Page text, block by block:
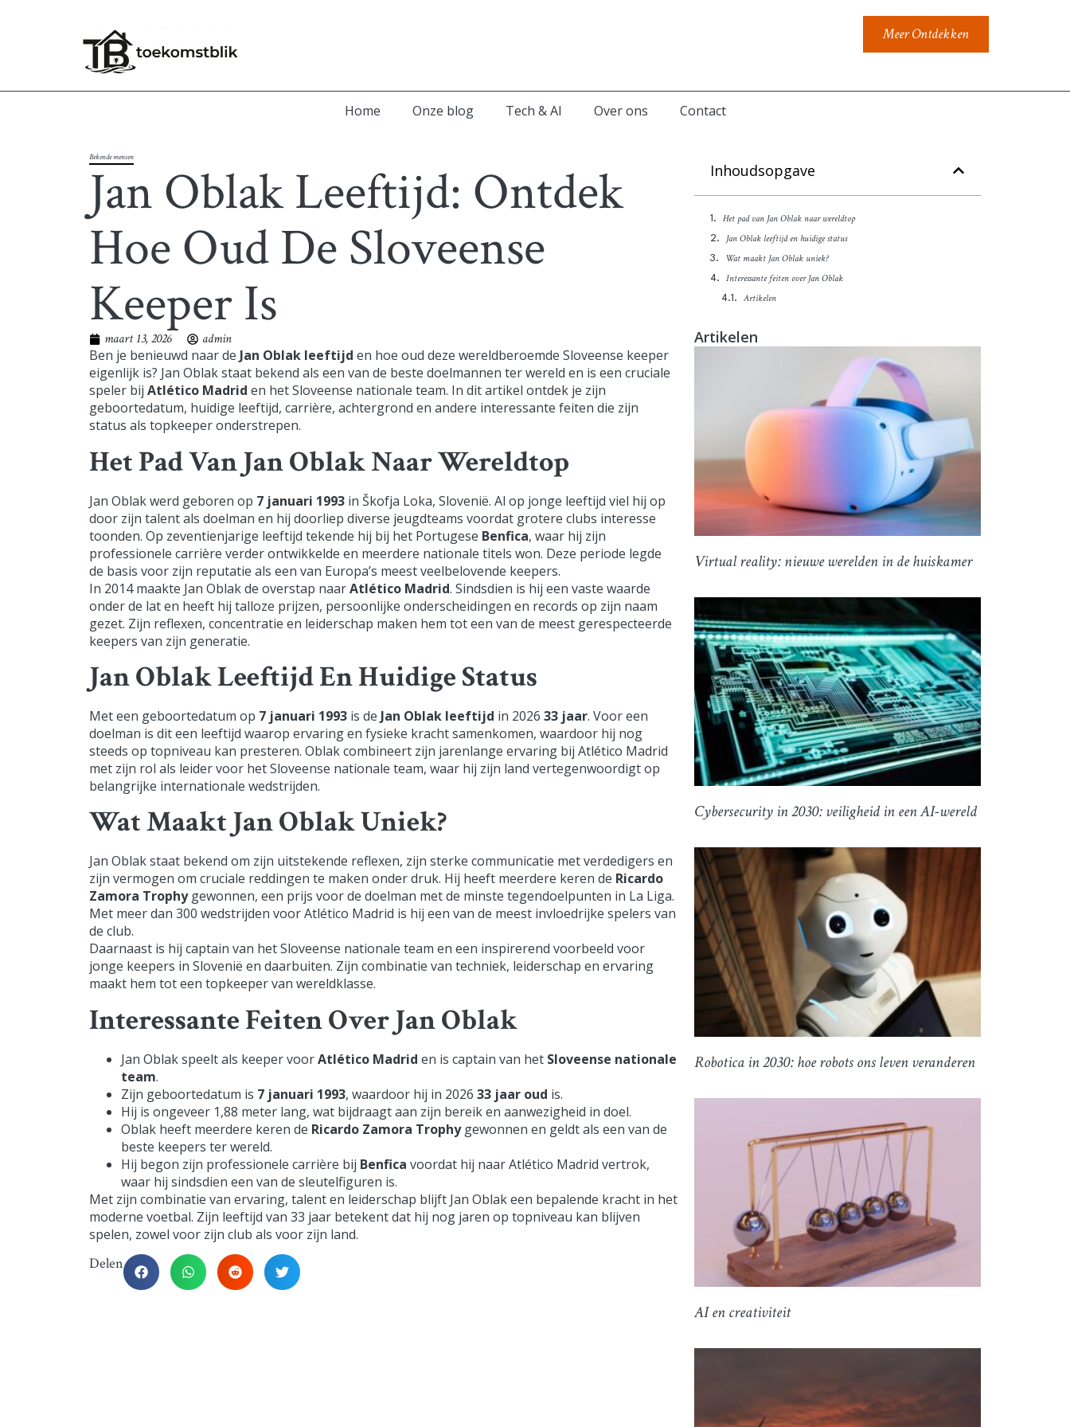
Meer Ontdekken
Home Onze blog Tech & AI Over ons Contact
Bekende mensen
Jan Oblak Leeftijd: Ontdek
Hoe Oud De Sloveense
Keeper Is
maart 13, 2026 admin
Ben je benieuwd naar de Jan Oblak leeftijd en hoe oud deze wereldberoemde Sloveense keeper
eigenlijk is? Jan Oblak staat bekend als een van de beste doelmannen ter wereld en is een cruciale
speler bij Atlético Madrid en het Sloveense nationale team. In dit artikel ontdek je zijn
geboortedatum, huidige leeftijd, carrière, achtergrond en andere interessante feiten die zijn
status als topkeeper onderstrepen.
Het Pad Van Jan Oblak Naar Wereldtop
Jan Oblak werd geboren op 7 januari 1993 in Škofja Loka, Slovenië. Al op jonge leeftijd viel hij op
door zijn talent als doelman en hij doorliep diverse jeugdteams voordat grotere clubs interesse
toonden. Op zeventienjarige leeftijd tekende hij bij het Portugese Benfica, waar hij zijn
professionele carrière verder ontwikkelde en meerdere nationale titels won. Deze periode legde
de basis voor zijn reputatie als een van Europa’s meest veelbelovende keepers.
In 2014 maakte Jan Oblak de overstap naarAtlético Madrid. Sindsdien is hij een vaste waarde
onder de lat en heeft hij talloze prijzen, persoonlijke onderscheidingen en records op zijn naam
gezet. Zijn reflexen, concentratie en leiderschap maken hem tot een van de meest gerespecteerde
keepers van zijn generatie.
Jan Oblak Leeftijd En Huidige Status
Met een geboortedatum op 7 januari 1993 is de Jan Oblak leeftijd in 2026 33 jaar. Voor een
doelman is dit een leeftijd waarop ervaring en fysieke kracht samenkomen, waardoor hij nog
steeds op topniveau kan presteren. Oblak combineert zijn jarenlange ervaring bij Atlético Madrid
met zijn rol als leider voor het Sloveense nationale team, waar hij zijn land vertegenwoordigt op
belangrijke internationale wedstrijden.
Wat Maakt Jan Oblak Uniek?
Jan Oblak staat bekend om zijn uitstekende reflexen, zijn sterke communicatie met verdedigers en
zijn vermogen om cruciale reddingen te maken onder druk. Hij heeft meerdere keren de Ricardo
Zamora Trophygewonnen, een prijs voor de doelman met de minste tegendoelpunten in La Liga.
Met meer dan 300 wedstrijden voor Atlético Madrid is hij een van de meest invloedrijke spelers van
de club.
Daarnaast is hij captain van het Sloveense nationale team en een inspirerend voorbeeld voor
jonge keepers in Slovenië en daarbuiten. Zijn combinatie van techniek, leiderschap en ervaring
maakt hem tot een topkeeper van wereldklasse.
Interessante Feiten Over Jan Oblak
Jan Oblak speelt als keeper voorAtlético Madrid en is captain van het Sloveense nationale
team.
Zijn geboortedatum is 7 januari 1993, waardoor hij in 2026 33 jaar oud is.
Hij is ongeveer 1,88 meter lang, wat bijdraagt aan zijn bereik en aanwezigheid in doel.
Oblak heeft meerdere keren de Ricardo Zamora Trophygewonnen en geldt als een van de
beste keepers ter wereld.
Hij begon zijn professionele carrière bij Benfica voordat hij naar Atlético Madrid vertrok,
waar hij sindsdien een van de sleutelfiguren is.
Met zijn combinatie van ervaring, talent en leiderschap blijft Jan Oblak een bepalende kracht in het
moderne voetbal. Zijn leeftijd van 33 jaar betekent dat hij nog jaren op topniveau kan blijven
spelen, zowel voor zijn club als voor zijn land.
Delen
Inhoudsopgave
Het pad van Jan Oblak naar wereldtop
Jan Oblak leeftijd en huidige status
Wat maakt Jan Oblak uniek?
Interessante feiten over Jan Oblak
Artikelen
Artikelen
Virtual reality: nieuwe werelden in de huiskamer
Cybersecurity in 2030: veiligheid in een AI-wereld
Robotica in 2030: hoe robots ons leven veranderen
AI en creativiteit